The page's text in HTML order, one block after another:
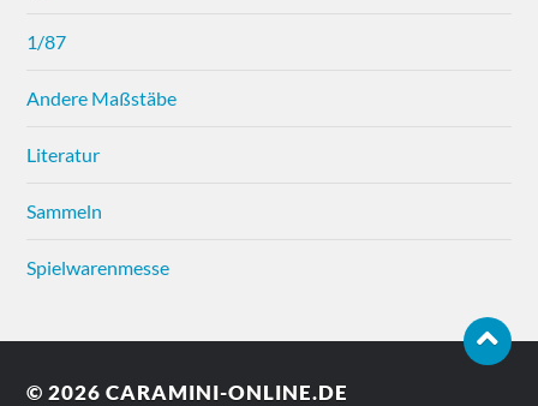
1/87
Andere Maßstäbe
Literatur
Sammeln
Spielwarenmesse
© 2026CARAMINI-ONLINE.DE